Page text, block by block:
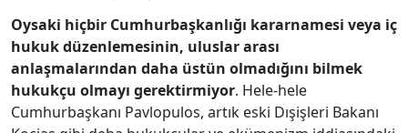
Oysaki hiçbir Cumhurbaşkanlığı kararnamesi veya iç
hukuk düzenlemesinin, uluslar arası
anlaşmalarından daha üstün olmadığını bilmek
hukukçu olmayı gerektirmiyor. Hele-hele
Cumhurbaşkanı Pavlopulos, artık eski Dışişleri Bakanı